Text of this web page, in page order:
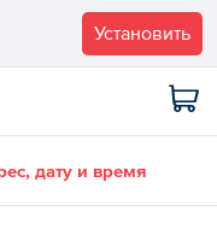
Установить
дату и время